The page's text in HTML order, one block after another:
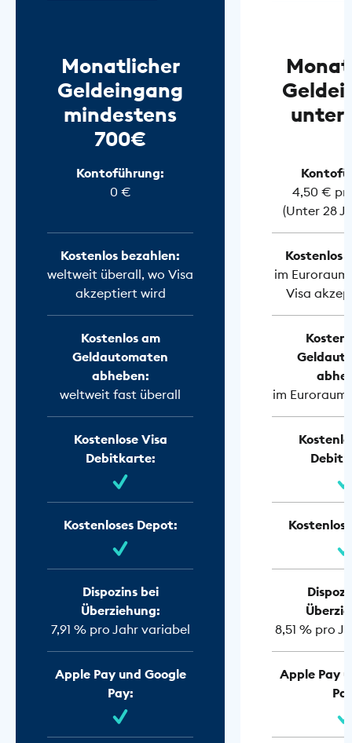
Monatlicher
Geldeingang
mindestens
700€
Kontoführung:
0 €
Kostenlos bezahlen:
weltweit überall, wo Visa
akzeptiert wird
Kostenlos am
Geldautomaten
abheben:
weltweit fast überall
Kostenlose Visa
Debitkarte:
Kostenloses Depot:
Dispozins bei
Überziehung:
7,91 % pro Jahr variabel
Apple Pay und Google
Pay:
unter
4,50 €
(Unter 28
Kostenlos
im
Visa
im
8,51 % pro
Apple Pay